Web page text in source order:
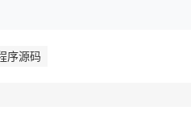
序源码